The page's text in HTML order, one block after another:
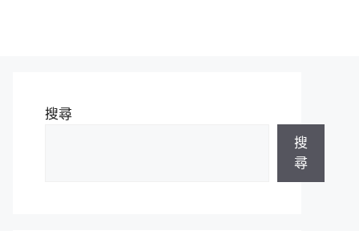
搜尋
搜
尋